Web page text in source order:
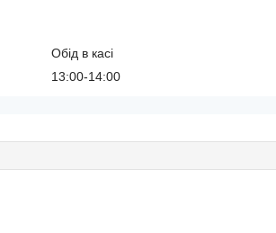
Обід в касі
13:00-14:00